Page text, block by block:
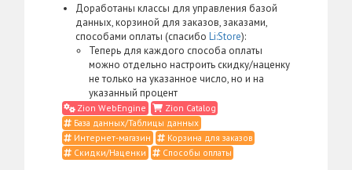
Доработаны классы для управления базой
данных, корзиной для заказов, заказами,
способами оплаты (спасибо Li:Store):
Теперь для каждого способа оплаты
можно отдельно настроить скидку/наценку
не только на указанное число, но и на
указанный процент
Zion WebEngine
Zion Catalog
База данных/Таблицы данных
Интернет-магазин
Корзина для заказов
Скидки/Наценки
Способы оплаты